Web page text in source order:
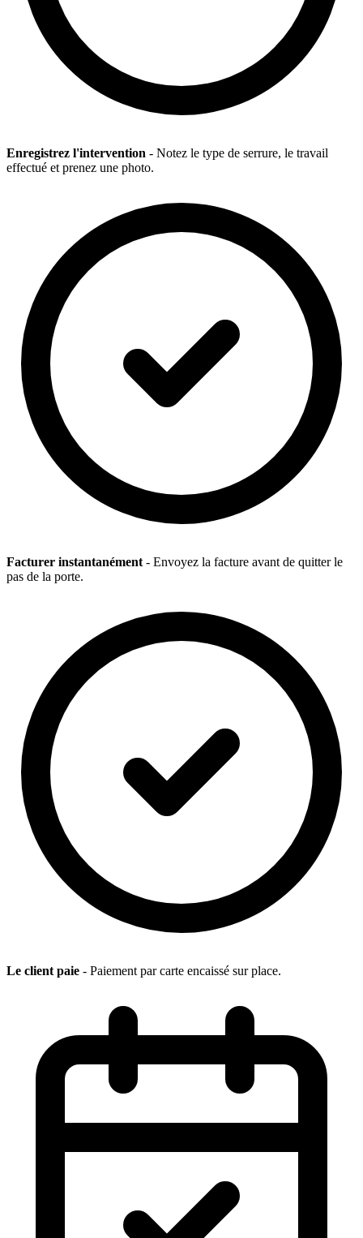
Enregistrez l'intervention - Notez le type de serrure, le travail
effectué et prenez une photo.
Facturer instantanément - Envoyez la facture avant de quitter le
pas de la porte.
Le client paie - Paiement par carte encaissé sur place.